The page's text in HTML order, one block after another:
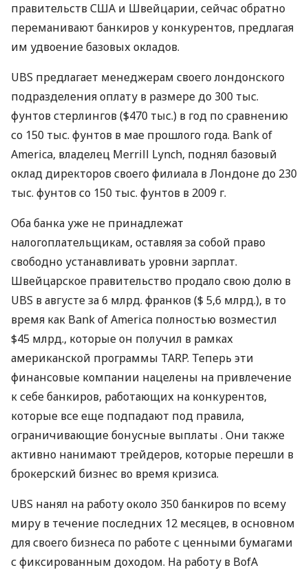
правительств США и Швейцарии, сейчас обратно
переманивают банкиров у конкурентов, предлагая
им удвоение базовых окладов.
UBS предлагает менеджерам своего лондонского
подразделения оплату в размере до 300 тыс.
фунтов стерлингов ($470 тыс.) в год по сравнению
со 150 тыс. фунтов в мае прошлого года. Bank of
America, владелец Merrill Lynch, поднял базовый
оклад директоров своего филиала в Лондоне до 230
тыс. фунтов со 150 тыс. фунтов в 2009 г.
Оба банка уже не принадлежат
налогоплательщикам, оставляя за собой право
свободно устанавливать уровни зарплат.
Швейцарское правительство продало свою долю в
UBS в августе за 6 млрд. франков ($ 5,6 млрд.), в то
время как Bank of America полностью возместил
$45 млрд., которые он получил в рамках
американской программы TARP. Теперь эти
финансовые компании нацелены на привлечение
к себе банкиров, работающих на конкурентов,
которые все еще подпадают под правила,
ограничивающие бонусные выплаты . Они также
активно нанимают трейдеров, которые перешли в
брокерский бизнес во время кризиса.
UBS нанял на работу около 350 банкиров по всему
миру в течение последних 12 месяцев, в основном
для своего бизнеса по работе с ценными бумагами
с фиксированным доходом. На работу в BofA